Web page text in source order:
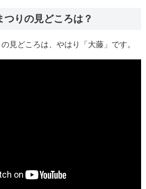
つりの見どころは？
見どころは、やはり「大藤」です。